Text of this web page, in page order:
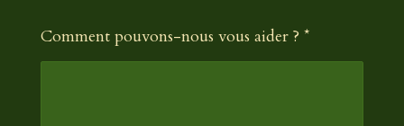
Comment pouvons-nous vous aider ? *